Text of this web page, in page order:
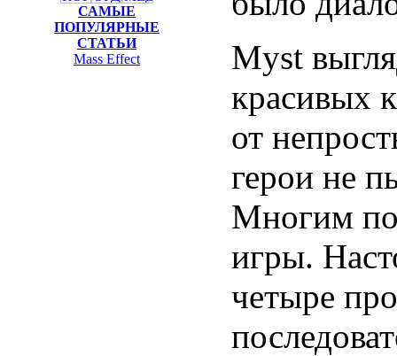
САМЫЕ
ПОПУЛЯРНЫЕ
СТАТЬИ
Mass Effect
Myst
красивых
от
герои не
Многим
игры.
четыре